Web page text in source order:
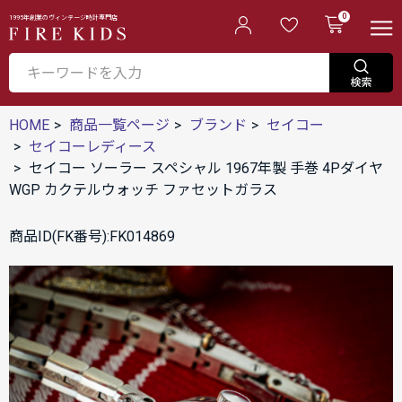
1995年創業のヴィンテージ時計専門店 0
HOME 商品一覧ページ ブランド
セイコー
セイコーレディース
セイコー ソーラー スペシャル 1967年製 手巻 4Pダイヤ
WGP カクテルウォッチ ファセットガラス
商品ID(FK番号):FK014869